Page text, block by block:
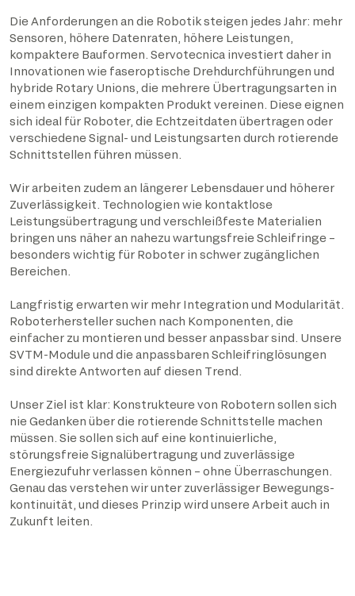
Die Anforderungen an die Robotik steigen jedes Jahr: mehr
Sensoren, höhere Datenraten, höhere Leistungen,
kompaktere Bauformen. Servotecnica investiert daher in
Innovationen wie faseroptische Drehdurchführungen und
hybride Rotary Unions, die mehrere Übertragungsarten in
einem einzigen kompakten Produkt vereinen. Diese eignen
sich ideal für Roboter, die Echtzeitdaten übertragen oder
verschiedene Signal- und Leistungsarten durch rotierende
Schnittstellen führen müssen.
Wir arbeiten zudem an längerer Lebensdauer und höherer
Zuverlässigkeit. Technologien wie kontaktlose
Leistungsübertragung und verschleißfeste Materialien
bringen uns näher an nahezu wartungsfreie Schleifringe –
besonders wichtig für Roboter in schwer zugänglichen
Bereichen.
Langfristig erwarten wir mehr Integration und Modularität.
Roboterhersteller suchen nach Komponenten, die
einfacher zu montieren und besser anpassbar sind. Unsere
SVTM-Module und die anpassbaren Schleifringlösungen
sind direkte Antworten auf diesen Trend.
Unser Ziel ist klar: Konstrukteure von Robotern sollen sich
nie Gedanken über die rotierende Schnittstelle machen
müssen. Sie sollen sich auf eine kontinuierliche,
störungsfreie Signalübertragung und zuverlässige
Energiezufuhr verlassen können – ohne Überraschungen.
Genau das verstehen wir unter zuverlässiger Bewegungs­
kontinuität, und dieses Prinzip wird unsere Arbeit auch in
Zukunft leiten.